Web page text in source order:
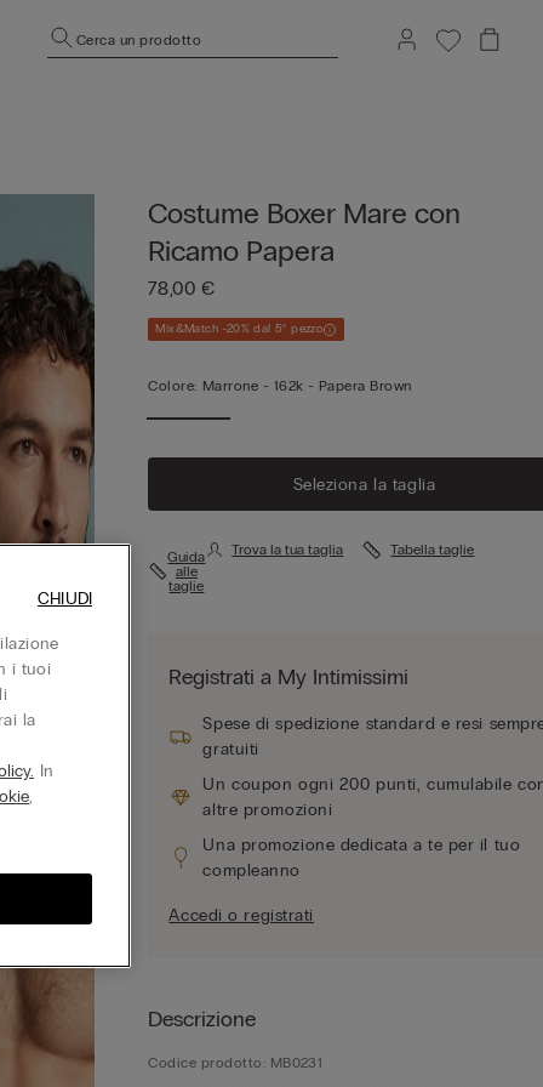
Cerca un prodotto
Costume Boxer Mare con
Ricamo Papera
78,00 €
Mix&Match -20% dal 5° pezzo
Colore: Marrone - 162k - Papera Brown
Seleziona la taglia
Guida
alle
taglie
Trova la tua taglia Tabella taglie
Registrati a My Intimissimi
Spese di spedizione standard e resi
gratuiti
Un coupon ogni 200 punti, cumulabile
altre promozioni
Una promozione dedicata a te per il tuo
compleanno
Accedi o registrati
Descrizione
Codice prodotto: MB0231
i tuoi
la
In
,
CHIUDI